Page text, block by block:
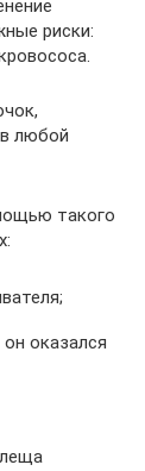
риски:
любой
такого
оказался